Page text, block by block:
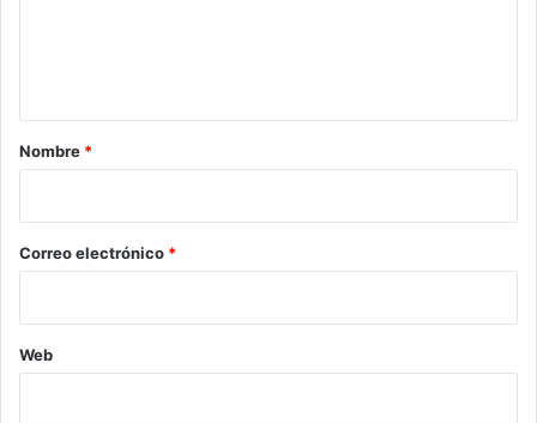
r
*
Nombre *
Correo electrónico *
Web